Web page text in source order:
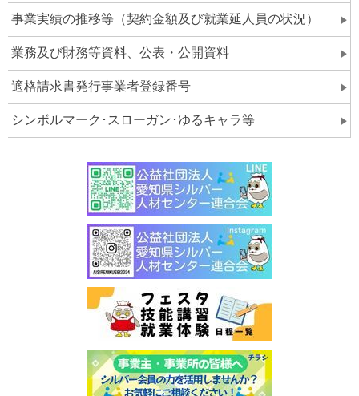
事業実績の推移等（契約金額及び就業延人員の状況）
業務及び財務等資料、公表・公開資料
適格請求書発行事業者登録番号
シンボルマーク･スローガン･ゆるキャラ等